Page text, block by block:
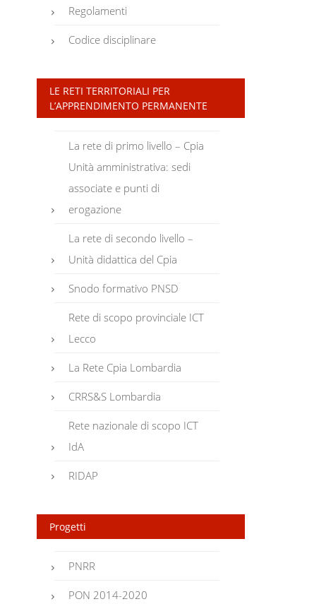
Regolamenti
Codice disciplinare
LE RETI TERRITORIALI PER
L’APPRENDIMENTO PERMANENTE
La rete di primo livello – Cpia
Unità amministrativa: sedi
associate e punti di
erogazione
La rete di secondo livello –
Unità didattica del Cpia
Snodo formativo PNSD
Rete di scopo provinciale ICT
Lecco
La Rete Cpia Lombardia
CRRS&S Lombardia
Rete nazionale di scopo ICT
IdA
RIDAP
Progetti
PNRR
PON 2014-2020